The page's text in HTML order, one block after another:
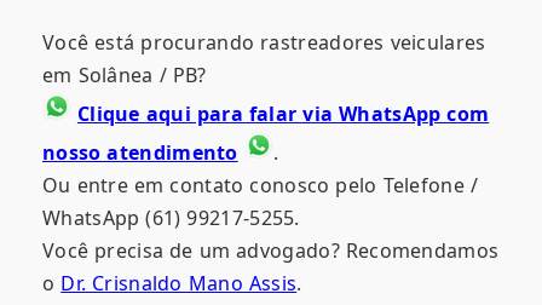
Você está procurando rastreadores veiculares
em Solânea / PB?
Clique aqui para falar via WhatsApp com
nosso atendimento
.
Ou entre em contato conosco pelo Telefone /
WhatsApp (61) 99217-5255.
Você precisa de um advogado? Recomendamos
o Dr. Crisnaldo Mano Assis.